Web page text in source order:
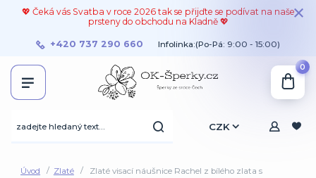
💖 Čeká vás Svatba v roce 2026 tak se přijďte se podívat na naše
prsteny do obchodu na Kladně 💖
CZK
+420 737 290 660 Infolinka:(Po-Pá: 9:00 - 15:00)
0
Úvod Zlaté
Zlaté visací náušnice Rachel z bílého zlata s